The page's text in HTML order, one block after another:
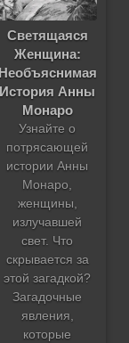
Светящаяся
Женщина:
Необъяснимая
История Анны
Монаро
Узнайте о
потрясающей
истории Анны
Монаро,
женщины,
излучавшей
свет. Что
скрывается за
этой загадкой?
Загадочные
явления,
которые